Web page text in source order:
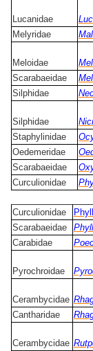
Lucanidae
Melyridae
Meloidae
Scarabaeidae
Silphidae
Silphidae
Staphylinidae
Oedemeridae
Scarabaeidae
Curculionidae
Curculionidae
Scarabaeidae
Carabidae
Pyrochroidae
Cerambycidae
Cantharidae
Cerambycidae